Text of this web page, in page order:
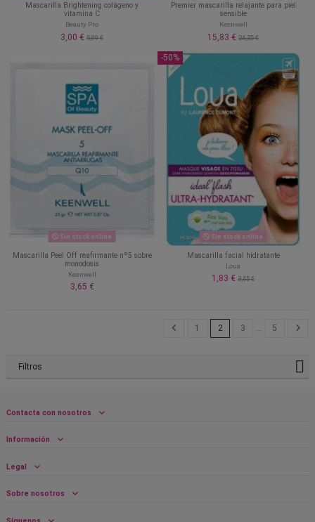
Mascarilla Brightening colágeno y
vitamina C
Beauty Pro
3,00 € 5,99 €
Premier mascarilla relajante para piel
sensible
Keenwell
15,83 € 24,35 €
Sin stock online
Mascarilla Peel Off reafirmante nº5 sobre
monodosis
Keenwell
3,65 €
-50%
Sin stock online
Mascarilla facial hidratante
Loua
1,83 € 3,65 €
1 2 3 … 5
Filtros
Contacta con nosotros
Información
Legal
Sobre nosotros